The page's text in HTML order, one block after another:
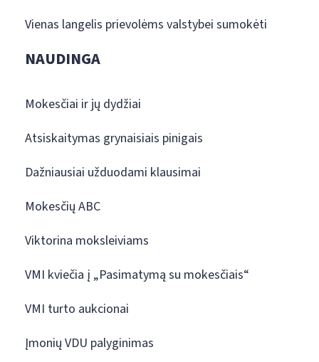
Vienas langelis prievolėms valstybei sumokėti
NAUDINGA
Mokesčiai ir jų dydžiai
Atsiskaitymas grynaisiais pinigais
Dažniausiai užduodami klausimai
Mokesčių ABC
Viktorina moksleiviams
VMI kviečia į „Pasimatymą su mokesčiais“
VMI turto aukcionai
Įmonių VDU palyginimas